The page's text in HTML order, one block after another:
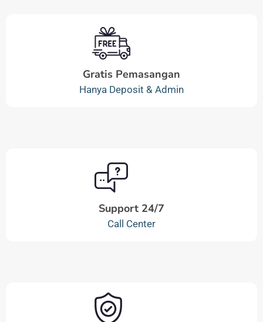
Gratis Pemasangan
Hanya Deposit & Admin
Support 24/7
Call Center